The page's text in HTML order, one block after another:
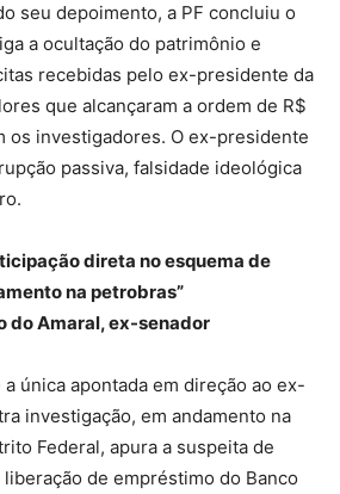
seu depoimento, a PF concluiu o
a ocultação do patrimônio e
recebidas pelo ex-presidente da
que alcançaram a ordem de R$
os investigadores. O ex-presidente
passiva, falsidade ideológica
direta no esquema de
na petrobras”
do Amaral, ex-senador
única apontada em direção ao ex-
investigação, em andamento na
Federal, apura a suspeita de
de empréstimo do Banco